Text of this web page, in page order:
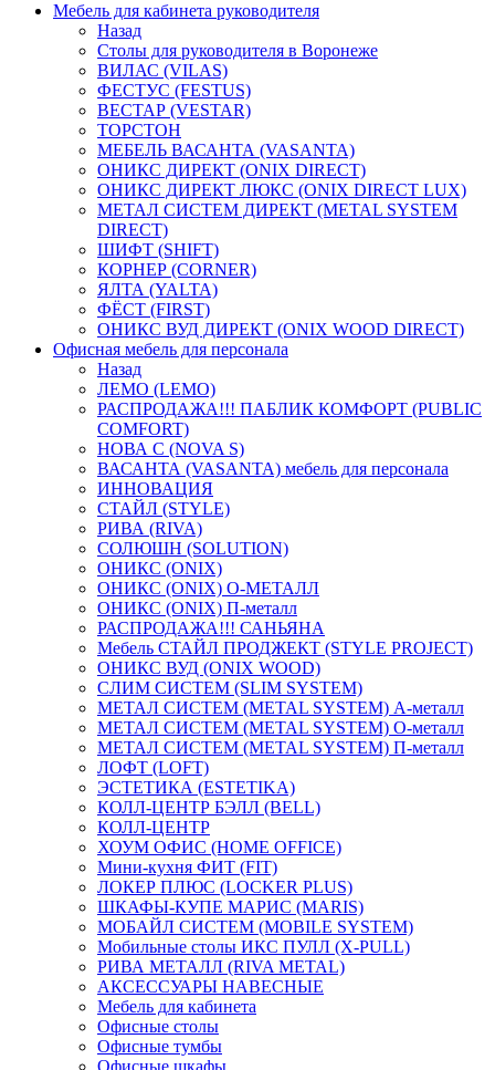
Мебель для кабинета руководителя
Назад
Столы для руководителя в Воронеже
ВИЛАС (VILAS)
ФЕСТУС (FESTUS)
ВЕСТАР (VESTAR)
ТОРСТОН
МЕБЕЛЬ ВАСАНТА (VASANTA)
ОНИКС ДИРЕКТ (ONIX DIRECT)
ОНИКС ДИРЕКТ ЛЮКС (ONIX DIRECT LUX)
МЕТАЛ СИСТЕМ ДИРЕКТ (METAL SYSTEM
DIRECT)
ШИФТ (SHIFT)
КОРНЕР (CORNER)
ЯЛТА (YALTA)
ФЁСТ (FIRST)
ОНИКС ВУД ДИРЕКТ (ONIX WOOD DIRECT)
Офисная мебель для персонала
Назад
ЛЕМО (LEMO)
РАСПРОДАЖА!!! ПАБЛИК КОМФОРТ (PUBLIC
COMFORT)
НОВА С (NOVA S)
ВАСАНТА (VASANTA) мебель для персонала
ИННОВАЦИЯ
СТАЙЛ (STYLE)
РИВА (RIVA)
СОЛЮШН (SOLUTION)
ОНИКС (ONIX)
ОНИКС (ONIX) O-МЕТАЛЛ
ОНИКС (ONIX) П-металл
РАСПРОДАЖА!!! САНЬЯНА
Мебель СТАЙЛ ПРОДЖЕКТ (STYLE PROJECT)
ОНИКС ВУД (ONIX WOOD)
СЛИМ СИСТЕМ (SLIM SYSTEM)
МЕТАЛ СИСТЕМ (METAL SYSTEM) А-металл
МЕТАЛ СИСТЕМ (METAL SYSTEM) О-металл
МЕТАЛ СИСТЕМ (METAL SYSTEM) П-металл
ЛОФТ (LOFT)
ЭСТЕТИКА (ESTETIKA)
КОЛЛ-ЦЕНТР БЭЛЛ (BELL)
КОЛЛ-ЦЕНТР
ХОУМ ОФИС (HOME OFFICE)
Мини-кухня ФИТ (FIT)
ЛОКЕР ПЛЮС (LOCKER PLUS)
ШКАФЫ-КУПЕ МАРИС (MARIS)
МОБАЙЛ СИСТЕМ (MOBILE SYSTEM)
Мобильные столы ИКС ПУЛЛ (X-PULL)
РИВА МЕТАЛЛ (RIVA METAL)
АКСЕССУАРЫ НАВЕСНЫЕ
Мебель для кабинета
Офисные столы
Офисные тумбы
Офисные шкафы